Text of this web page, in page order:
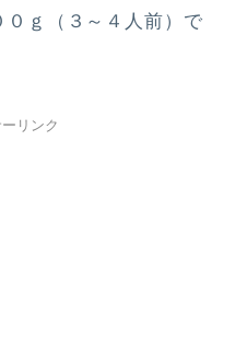
ｇ（３～４人前）で
リンク